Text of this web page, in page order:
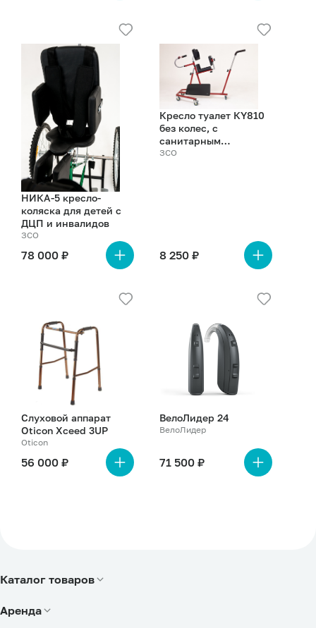
НИКА-5 кресло-
коляска для детей с
ДЦП и инвалидов
ЗСО
78 000 ₽
о
товаре
Кресло туалет КY810
без колес, с
санитарным
оснащением, для
ЗСО
8 250 ₽
о
товаре
Слуховой аппарат
Oticon Xceed 3UP
Oticon
56 000 ₽
товаре
ВелоЛидер 24
ВелоЛидер
71 500 ₽
товаре
Каталог товаров
Зрительные ограничения
Аренда